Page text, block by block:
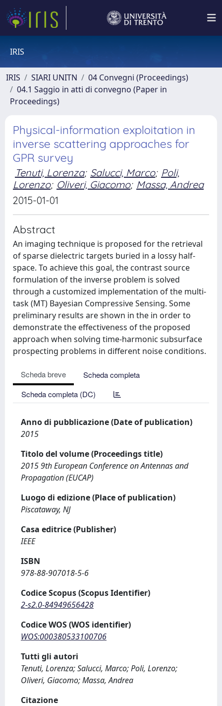
IRIS
IRIS SIARI UNITN
04 Convegni (Proceedings)
04.1 Saggio in atti di convegno (Paper in
Proceedings)
Physical-information exploitation in
inverse scattering approaches for
GPR survey
Tenuti, Lorenza; Salucci, Marco; Poli,
Lorenzo; Oliveri, Giacomo; Massa, Andrea
2015-01-01
Abstract
An imaging technique is proposed for the retrieval
of sparse dielectric targets buried in a lossy half-
space. To achieve this goal, the contrast source
formulation of the inverse problem is solved
through a customized implementation of the multi-
task (MT) Bayesian Compressive Sensing. Some
preliminary results are shown in the in order to
demonstrate the effectiveness of the proposed
approach when solving time-harmonic subsurface
prospecting problems in different noise conditions.
Scheda breve
Scheda completa
Scheda completa (DC)
Anno di pubblicazione (Date of publication)
2015
Titolo del volume (Proceedings title)
2015 9th European Conference on Antennas and
Propagation (EUCAP)
Luogo di edizione (Place of publication)
Piscataway, NJ
Casa editrice (Publisher)
IEEE
ISBN
978-88-907018-5-6
Codice Scopus (Scopus Identifier)
2-s2.0-84949656428
Codice WOS (WOS identifier)
WOS:000380533100706
Tutti gli autori
Tenuti, Lorenza; Salucci, Marco; Poli, Lorenzo;
Oliveri, Giacomo; Massa, Andrea
Citazione